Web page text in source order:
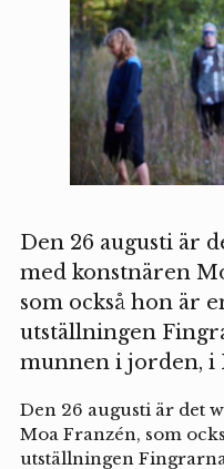
Den 26 augusti är
med konstnären
som också hon är
utställningen
munnen i jorden, i
Den 26 augusti är det
Moa Franzén, som
utställningen